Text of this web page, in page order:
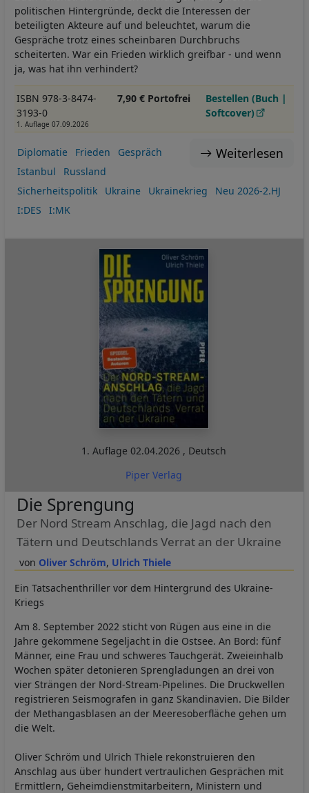
politischen Hintergründe, deckt die Interessen der
beteiligten Akteure auf und beleuchtet, warum die
Gespräche trotz eines scheinbaren Durchbruchs
scheiterten. War ein Frieden wirklich greifbar - und wenn
ja, was hat ihn verhindert?
ISBN 978-3-8474-
3193-0
1. Auflage 07.09.2026
7,90 € Portofrei
Bestellen (Buch |
Softcover)
Weiterlesen
Diplomatie Frieden
Gespräch
Istanbul
Russland
Sicherheitspolitik
Ukraine Ukrainekrieg
Neu 2026-2.HJ
I:DES
I:MK
1. Auflage02.04.2026 , Deutsch
Piper Verlag
Oliver Schröm Ulrich Thiele
Die Sprengung
Der Nord Stream Anschlag, die Jagd nach den
Tätern und Deutschlands Verrat an der Ukraine
Ein Tatsachenthriller vor dem Hintergrund des Ukraine-
Kriegs
Am 8. September 2022 sticht von Rügen aus eine in die
Jahre gekommene Segeljacht in die Ostsee. An Bord: fünf
Männer, eine Frau und schweres Tauchgerät. Zweieinhalb
Wochen später detonieren Sprengladungen an drei von
vier Strängen der Nord-Stream-Pipelines. Die Druckwellen
registrieren Seismografen in ganz Skandinavien. Die Bilder
der Methangasblasen an der Meeresoberfläche gehen um
die Welt.
Oliver Schröm und Ulrich Thiele rekonstruieren den
Anschlag aus über hundert vertraulichen Gesprächen mit
Ermittlern, Geheimdienstmitarbeitern, Ministern und